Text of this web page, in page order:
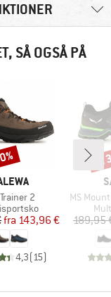
SÅ OGSÅ PÅ
2
Pris
Nedsat pris
fra 143,96 €
4,3( 15)
Artikel
MS
189,95